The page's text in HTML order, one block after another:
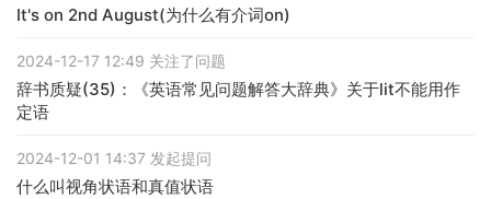
It's on 2nd August(为什么有介词on)
2024-12-17 12:49 关注了问题
辞书质疑(35)：《英语常见问题解答大辞典》关于lit不能用作
定语
2024-12-01 14:37 发起提问
什么叫视角状语和真值状语